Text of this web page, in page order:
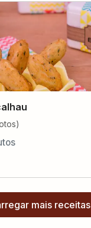
s)
mais receitas